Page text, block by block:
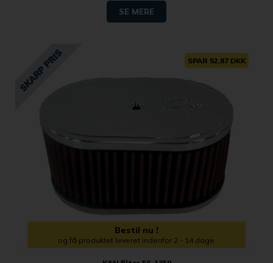
SE MERE
SPAR 52,87 DKK
Bestil nu !
og få produktet leveret indenfor 2 - 14 dage